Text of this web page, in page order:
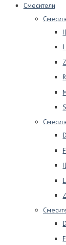
Смесители